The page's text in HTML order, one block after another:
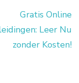
Gratis Online
Leer Nu
zonder Kosten!